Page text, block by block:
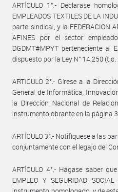
ARTÍCULO 1°.- Declarase
EMPLEADOS TEXTILES DE LA
parte sindical, y la FEDERACION
AFINES por el sector
DGDMT#MPYT perteneciente al
dispuesto por la Ley N° 14.250 (t.o.
ARTICULO 2°.- Gírese a la
General de Informática,
la Dirección Nacional de
instrumento obrante en la página
ARTÍCULO 3°.- Notifíquese a las
conjuntamente con el legajo del
ARTÍCULO 4°.- Hágase saber
EMPLEO Y SEGURIDAD